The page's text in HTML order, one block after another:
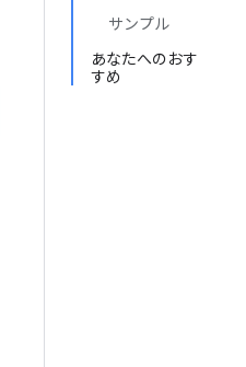
サンプル
あなたへのおす
すめ